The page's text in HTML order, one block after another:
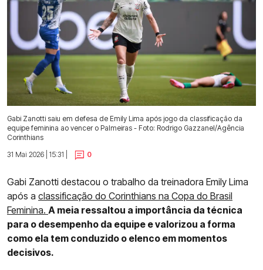
Gabi Zanotti saiu em defesa de Emily Lima após jogo da classificação da
equipe feminina ao vencer o Palmeiras - Foto: Rodrigo Gazzanel/Agência
Corinthians
31 Mai 2026 | 15:31 |
0
Gabi Zanotti destacou o trabalho da treinadora Emily Lima
após a classificação do Corinthians na Copa do Brasil
Feminina. A meia ressaltou a importância da técnica
para o desempenho da equipe e valorizou a forma
como ela tem conduzido o elenco em momentos
decisivos.